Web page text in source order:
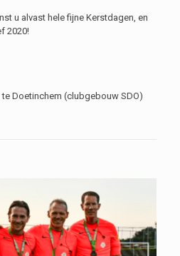
u alvast hele fijne Kerstdagen, en
2020!
Doetinchem (clubgebouw SDO)